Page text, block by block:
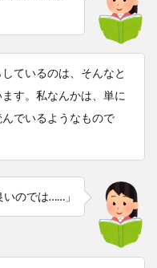
ているのは、そんなと
す。私なんかは、単に
でいるようなもので
いのでは……」